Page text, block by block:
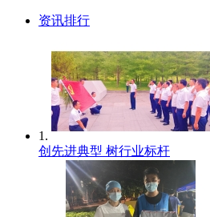
资讯排行
1.
创先进典型 树行业标杆